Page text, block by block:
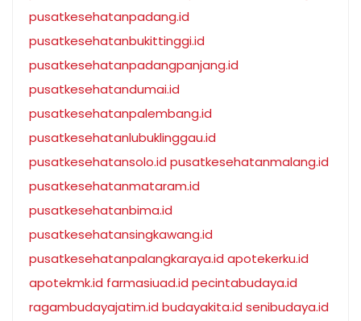
pusatkesehatanpadang.id
pusatkesehatanbukittinggi.id
pusatkesehatanpadangpanjang.id
pusatkesehatandumai.id
pusatkesehatanpalembang.id
pusatkesehatanlubuklinggau.id
pusatkesehatansolo.id pusatkesehatanmalang.id
pusatkesehatanmataram.id
pusatkesehatanbima.id
pusatkesehatansingkawang.id
pusatkesehatanpalangkaraya.id apotekerku.id
apotekmk.id farmasiuad.id pecintabudaya.id
ragambudayajatim.id budayakita.id senibudaya.id